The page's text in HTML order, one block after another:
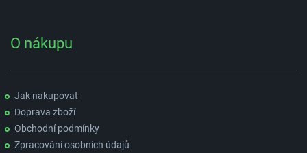
O nákupu
Jak nakupovat
Doprava zboží
Obchodní podmínky
Zpracování osobních údajů